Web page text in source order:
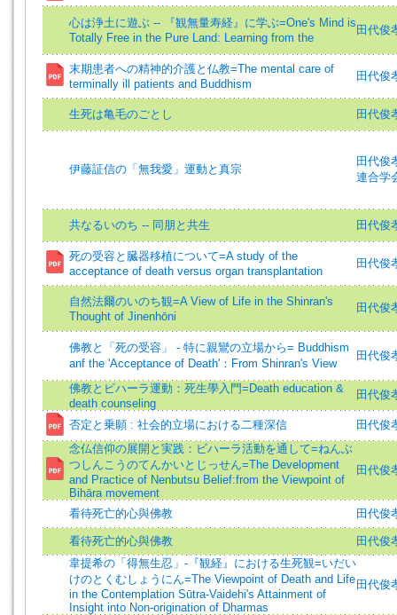
心は浄土に遊ぶ -- 『観無量寿経』に学ぶ=One's Mind is
Totally Free in the Pure Land: Learning from the
田代俊
末期患者への精神的介護と仏教=The mental care of
terminally ill patients and Buddhism
田代俊
生死は亀毛のごとし 田代俊
伊藤証信の「無我愛」運動と真宗
田代俊
連合学
共なるいのち -- 同朋と共生 田代俊
死の受容と臓器移植について=A study of the
acceptance of death versus organ transplantation
田代俊
自然法爾のいのち観=A View of Life in the Shinran's
Thought of Jinenhōni
田代俊
佛教と「死の受容」 - 特に親鸞の立場から= Buddhism
anf the 'Acceptance of Death'：From Shinran's View
田代俊
佛教とビハーラ運動：死生學入門=Death education &
death counseling
田代俊
否定と乗願 : 社会的立場における二種深信
田代俊
念仏信仰の展開と実践：ビハーラ活動を通して=ねんぶ
つしんこうのてんかいとじっせん=The Development
and Practice of Nenbutsu Belief:from the Viewpoint of
Bihāra movement
田代俊
看待死亡的心與佛教 田代俊
看待死亡的心與佛教
田代俊
韋提希の「得無生忍」-『観経』における生死観=いだい
けのとくむしょうにん=The Viewpoint of Death and Life
in the Contemplation Sūtra-Vaidehi's Attainment of
Insight into Non-origination of Dharmas
田代俊